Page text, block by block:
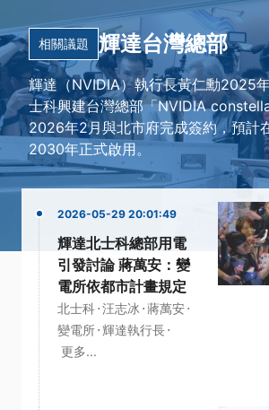
相關議題 輝達台灣總部
輝達（NVIDIA）執行長黃仁勳2025
士科興建台灣總部「NVIDIA
2026年2月與北市府完成簽約，預計
2030年正式啟用。
2026-05-29 20:01:49
輝達北士科總部用電
引發討論 蔣萬安：變
電所依都市計畫規定
北士科·汪志冰 ·蔣萬安·
變電所·輝達執行長·
更多...